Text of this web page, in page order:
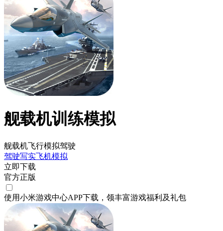
舰载机训练模拟
舰载机飞行模拟驾驶
驾驶写实飞机模拟
立即下载
官方正版
使用小米游戏中心APP下载 ，领丰富游戏福利 及礼包